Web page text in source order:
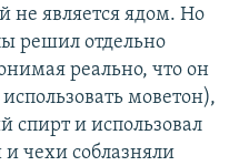
не является ядом. Но
решил отдельно
реально, что он
моветон),
спирт и использовал
чехи соблазняли